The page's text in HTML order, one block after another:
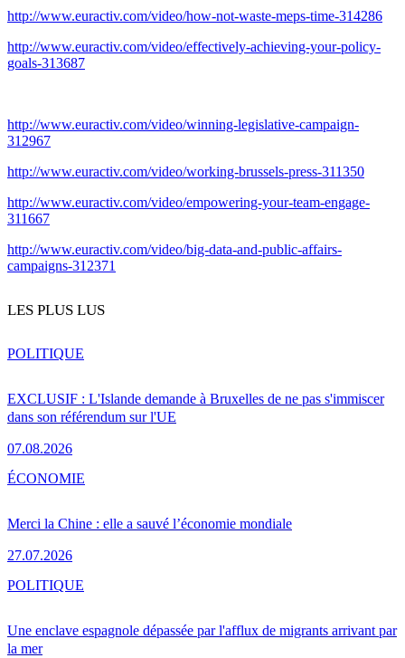
http://www.euractiv.com/video/how-not-waste-meps-time-314286
http://www.euractiv.com/video/effectively-achieving-your-policy-
goals-313687
http://www.euractiv.com/video/winning-legislative-campaign-
312967
http://www.euractiv.com/video/working-brussels-press-311350
http://www.euractiv.com/video/empowering-your-team-engage-
311667
http://www.euractiv.com/video/big-data-and-public-affairs-
campaigns-312371
LES PLUS LUS
EXCLUSIF : L'Islande demande à Bruxelles de ne pas s'immiscer
dans son référendum sur l'UE
07.08.2026
POLITIQUE
Merci la Chine : elle a sauvé l’économie mondiale
27.07.2026
ÉCONOMIE
Une enclave espagnole dépassée par l'afflux de migrants arrivant par
la mer
POLITIQUE